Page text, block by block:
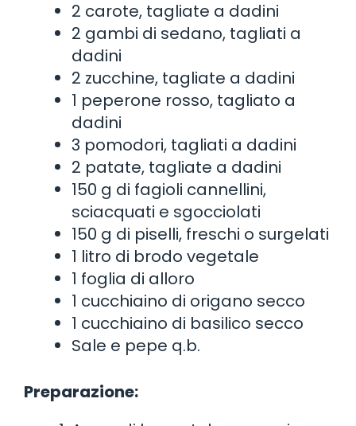
2 carote, tagliate a dadini
2 gambi di sedano, tagliati a
dadini
2 zucchine, tagliate a dadini
1 peperone rosso, tagliato a
dadini
3 pomodori, tagliati a dadini
2 patate, tagliate a dadini
150 g di fagioli cannellini,
sciacquati e sgocciolati
150 g di piselli, freschi o surgelati
1 litro di brodo vegetale
1 foglia di alloro
1 cucchiaino di origano secco
1 cucchiaino di basilico secco
Sale e pepe q.b.
Preparazione: